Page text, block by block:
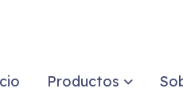
Productos